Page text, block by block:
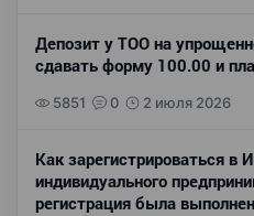
Депозит у ТОО на
сдавать форму 100.00 и
5851 0 2 июля 2026
Как зарегистрироваться в
индивидуального
регистрация была